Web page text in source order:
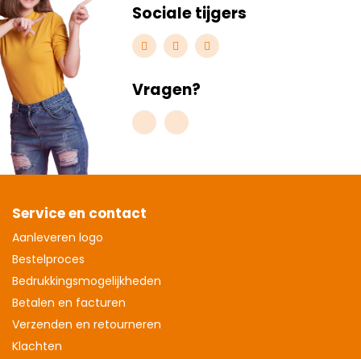
Sociale tijgers
Vragen?
Service en contact
Aanleveren logo
Bestelproces
Bedrukkingsmogelijkheden
Betalen en facturen
Verzenden en retourneren
Klachten